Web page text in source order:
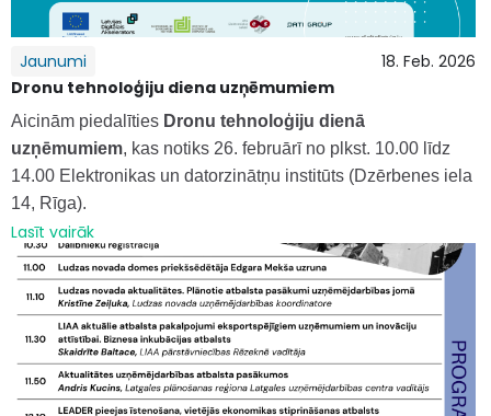
Jaunumi
18. Feb. 2026
Dronu tehnoloģiju diena uzņēmumiem
Aicinām piedalīties Dronu tehnoloģiju dienā
uzņēmumiem, kas notiks 26. februārī no plkst. 10.00 līdz
14.00 Elektronikas un datorzinātņu institūts (Dzērbenes iela
14, Rīga).
Lasīt vairāk